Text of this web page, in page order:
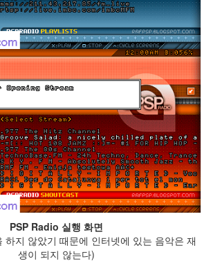
PSP Radio 실행 화면
하지 않았기 때문에 인터넷에 있는 음악은 재
생이 되지 않는다)